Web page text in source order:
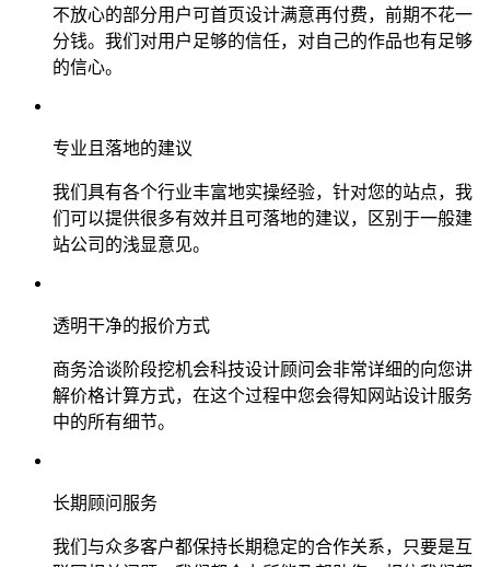
不放心的部分用户可首页设计满意再付费，前期不花一
分钱。我们对用户足够的信任，对自己的作品也有足够
的信心。
专业且落地的建议
我们具有各个行业丰富地实操经验，针对您的站点，我
们可以提供很多有效并且可落地的建议，区别于一般建
站公司的浅显意见。
透明干净的报价方式
商务洽谈阶段挖机会科技设计顾问会非常详细的向您讲
解价格计算方式，在这个过程中您会得知网站设计服务
中的所有细节。
长期顾问服务
我们与众多客户都保持长期稳定的合作关系，只要是互